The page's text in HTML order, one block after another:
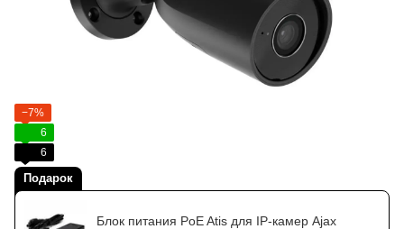
−7%
6
6
Подарок
Блок питания PoE Atis для IP-камер Ajax